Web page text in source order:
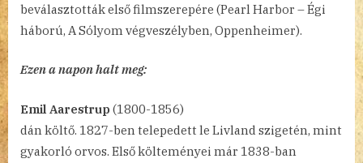
beválasztották első filmszerepére (Pearl Harbor – Égi
háború, A Sólyom végveszélyben, Oppenheimer).
Ezen a napon halt meg:
Emil Aarestrup (1800-1856)
dán költő. 1827-ben telepedett le Livland szigetén, mint
gyakorló orvos. Első költeményei már 1838-ban